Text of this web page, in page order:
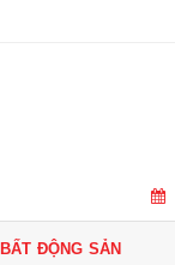
BẤT ĐỘNG SẢN